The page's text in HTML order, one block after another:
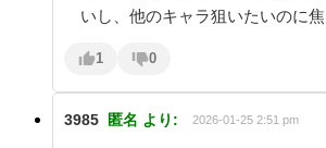
いし、他のキャラ狙いたいのに
1 0
3985 匿名 より: 2026-01-25 2:51 pm